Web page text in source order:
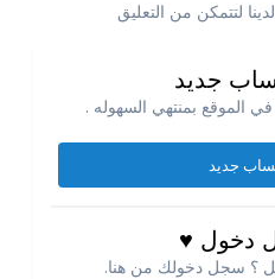
لتتمكن من التعليق
جديد
الموقع بمنتهي السهوله .
جديد
دخول ♥
؟ سجل دخولك من هنا.